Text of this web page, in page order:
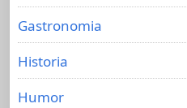
Gastronomia
Historia
Humor